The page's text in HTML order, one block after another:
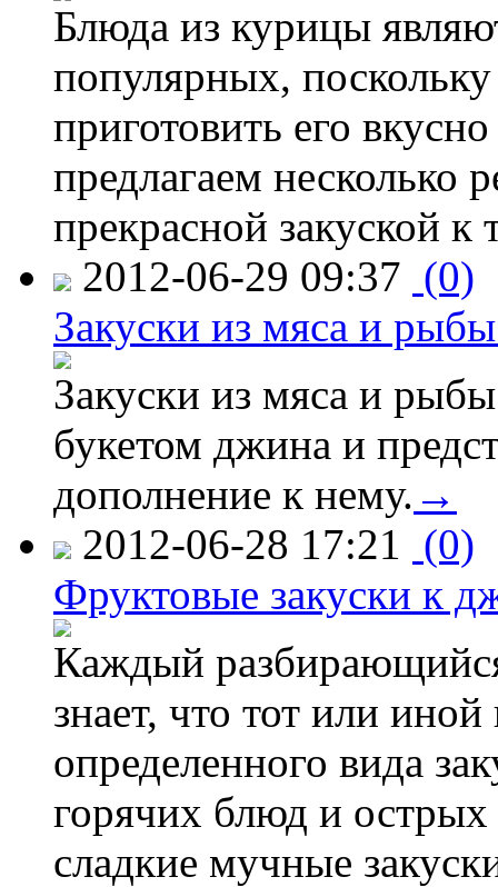
Блюда из курицы
популярных,
приготовить его
предлагаем несколько
прекрасной закуской
2012-06-29 09:37 (0)
Закуски из мяса и
Закуски из мяса и
букетом джина и
дополнение к нему. →
2012-06-28 17:21 (0)
Фруктовые закуски к
Каждый
знает, что тот или
определенного вида
горячих блюд и
сладкие мучные